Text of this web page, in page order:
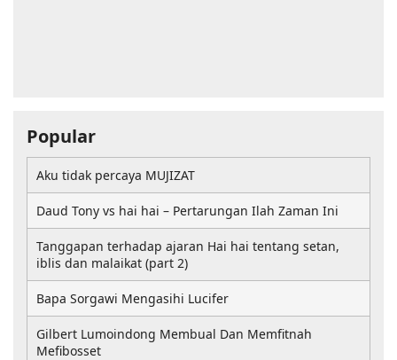
Popular
Aku tidak percaya MUJIZAT
Daud Tony vs hai hai – Pertarungan Ilah Zaman Ini
Tanggapan terhadap ajaran Hai hai tentang setan,
iblis dan malaikat (part 2)
Bapa Sorgawi Mengasihi Lucifer
Gilbert Lumoindong Membual Dan Memfitnah
Mefibosset